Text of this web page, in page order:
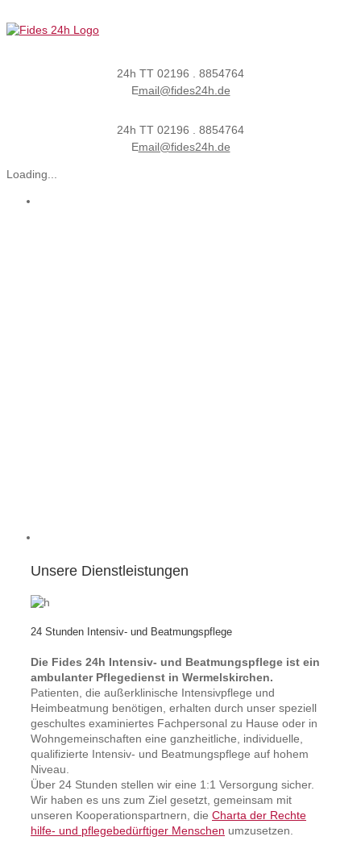
24h TT 02196 . 8854764
Email@fides24h.de
24h TT 02196 . 8854764
Email@fides24h.de
Loading...
Unsere Dienstleistungen
24 Stunden Intensiv- und Beatmungspflege
Die Fides 24h Intensiv- und Beatmungspflege ist ein
ambulanter Pflegedienst in Wermelskirchen.
Patienten, die außerklinische Intensivpflege und
Heimbeatmung benötigen, erhalten durch unser speziell
geschultes examiniertes Fachpersonal zu Hause oder in
Wohngemeinschaften eine ganzheitliche, individuelle,
qualifizierte Intensiv- und Beatmungspflege auf hohem
Niveau.
Über 24 Stunden stellen wir eine 1:1 Versorgung sicher.
Wir haben es uns zum Ziel gesetzt, gemeinsam mit
unseren Kooperationspartnern, die Charta der Rechte
hilfe- und pflegebedürftiger Menschen umzusetzen.